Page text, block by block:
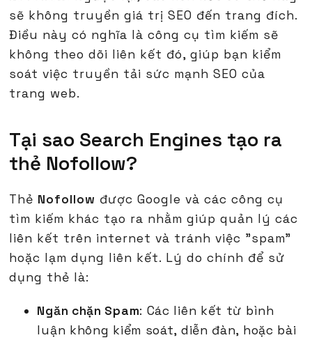
sẽ không truyền giá trị SEO đến trang đích.
Điều này có nghĩa là công cụ tìm kiếm sẽ
không theo dõi liên kết đó, giúp bạn kiểm
soát việc truyền tải sức mạnh SEO của
trang web.
Tại sao Search Engines tạo ra
thẻ Nofollow?
Thẻ Nofollow được Google và các công cụ
tìm kiếm khác tạo ra nhằm giúp quản lý các
liên kết trên internet và tránh việc "spam"
hoặc lạm dụng liên kết. Lý do chính để sử
dụng thẻ là:
Ngăn chặn Spam: Các liên kết từ bình
luận không kiểm soát, diễn đàn, hoặc bài